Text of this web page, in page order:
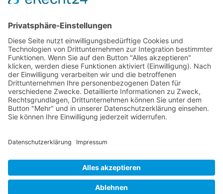
Wichtiges
Impressum
Datenschutz
Kooperation
Werbung
Presse- und Öffentlichkeitsarbeit
Aktuelles
Themenwelt
Geprüfter Franchisegeber